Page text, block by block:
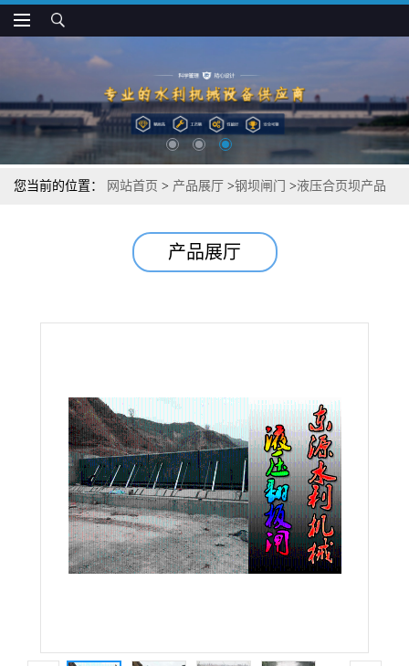
您当前的位置： 网站首页 > 产品展厅 >钢坝闸门 >液压合页坝产品
产品展厅